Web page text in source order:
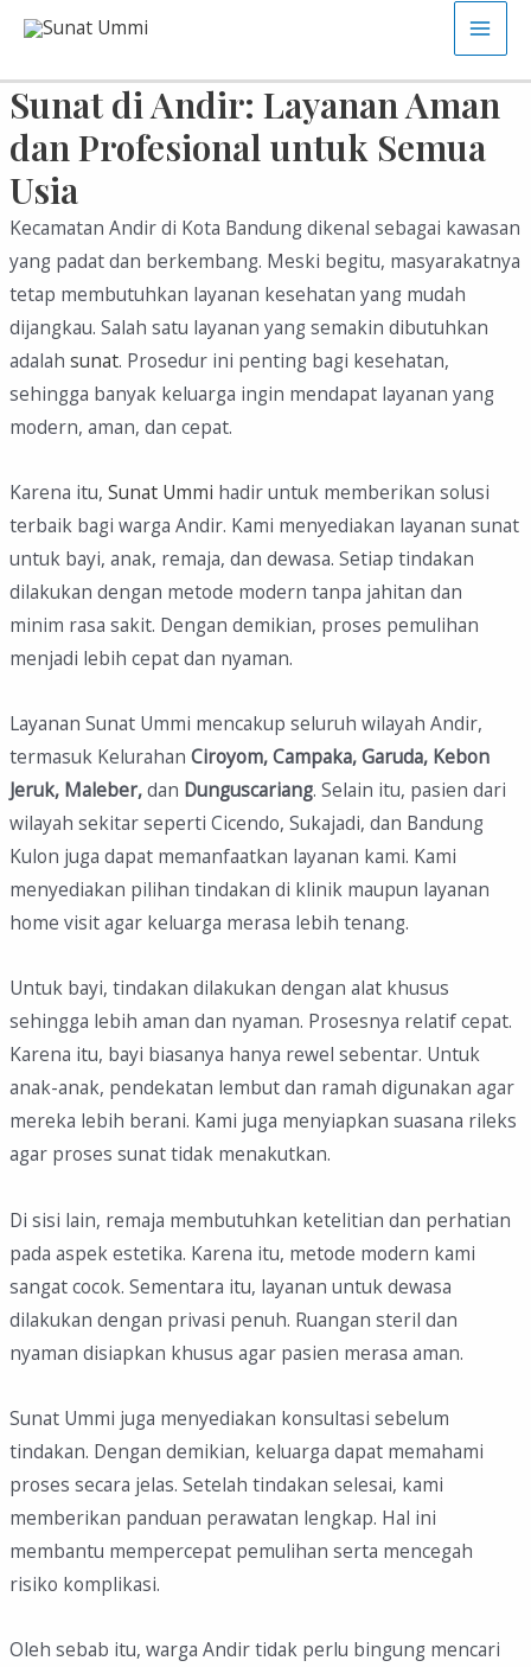
Skip
content
Main
Sunat di Andir: Layanan Aman
dan Profesional untuk Semua
Usia
Kecamatan Andir di Kota Bandung dikenal sebagai kawasan
yang padat dan berkembang. Meski begitu, masyarakatnya
tetap membutuhkan layanan kesehatan yang mudah
dijangkau. Salah satu layanan yang semakin dibutuhkan
adalahsunat. Prosedur ini penting bagi kesehatan,
sehingga banyak keluarga ingin mendapat layanan yang
modern, aman, dan cepat.
Karena itu,Sunat Ummi hadir untuk memberikan solusi
terbaik bagi warga Andir. Kami menyediakan layanan sunat
untuk bayi, anak, remaja, dan dewasa. Setiap tindakan
dilakukan dengan metode modern tanpa jahitan dan
minim rasa sakit. Dengan demikian, proses pemulihan
menjadi lebih cepat dan nyaman.
Layanan Sunat Ummi mencakup seluruh wilayah Andir,
termasuk KelurahanCiroyom, Campaka, Garuda, Kebon
Jeruk, Maleber,dan Dunguscariang. Selain itu, pasien dari
wilayah sekitar seperti Cicendo, Sukajadi, dan Bandung
Kulon juga dapat memanfaatkan layanan kami. Kami
menyediakan pilihan tindakan di klinik maupun layanan
home visit agar keluarga merasa lebih tenang.
Untuk bayi, tindakan dilakukan dengan alat khusus
sehingga lebih aman dan nyaman. Prosesnya relatif cepat.
Karena itu, bayi biasanya hanya rewel sebentar. Untuk
anak-anak, pendekatan lembut dan ramah digunakan agar
mereka lebih berani. Kami juga menyiapkan suasana rileks
agar proses sunat tidak menakutkan.
Di sisi lain, remaja membutuhkan ketelitian dan perhatian
pada aspek estetika. Karena itu, metode modern kami
sangat cocok. Sementara itu, layanan untuk dewasa
dilakukan dengan privasi penuh. Ruangan steril dan
nyaman disiapkan khusus agar pasien merasa aman.
Sunat Ummi juga menyediakan konsultasi sebelum
tindakan. Dengan demikian, keluarga dapat memahami
proses secara jelas. Setelah tindakan selesai, kami
memberikan panduan perawatan lengkap. Hal ini
membantu mempercepat pemulihan serta mencegah
risiko komplikasi.
Oleh sebab itu, warga Andir tidak perlu bingung mencari